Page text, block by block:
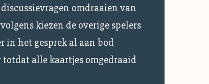
omdraaien van
kiezen de overige spelers
in het gesprek al aan bod
totdat alle kaartjes omgedraaid